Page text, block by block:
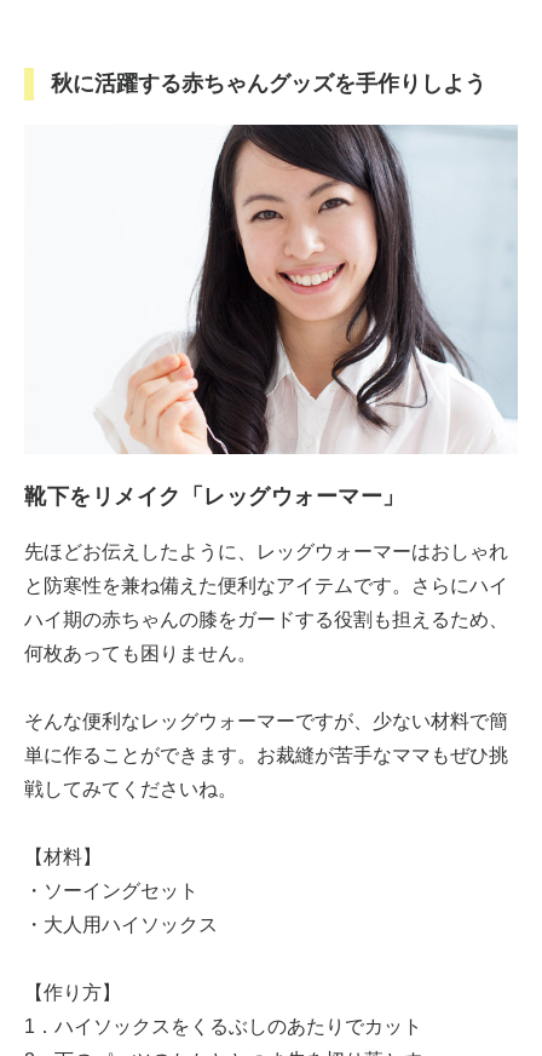
秋に活躍する赤ちゃんグッズを手作りしよう
靴下をリメイク「レッグウォーマー」
先ほどお伝えしたように、レッグウォーマーはおしゃれ
と防寒性を兼ね備えた便利なアイテムです。さらにハイ
ハイ期の赤ちゃんの膝をガードする役割も担えるため、
何枚あっても困りません。
そんな便利なレッグウォーマーですが、少ない材料で簡
単に作ることができます。お裁縫が苦手なママもぜひ挑
戦してみてくださいね。
【材料】
・ソーイングセット
・大人用ハイソックス
【作り方】
1．ハイソックスをくるぶしのあたりでカット